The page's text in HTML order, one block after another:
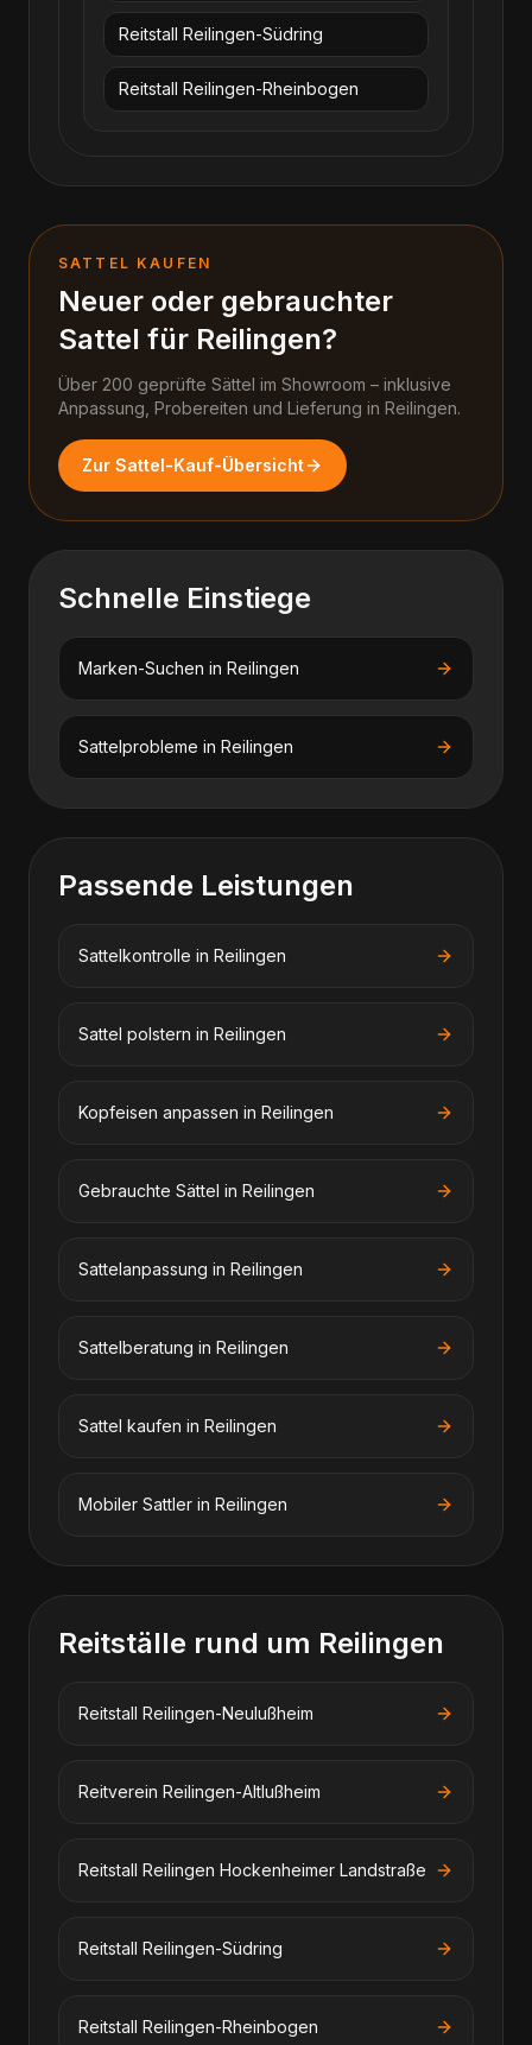
Reitstall Reilingen-Südring
Reitstall Reilingen-Rheinbogen
SATTEL KAUFEN
Neuer oder gebrauchter
Sattel für Reilingen?
Über 200 geprüfte Sättel im Showroom – inklusive
Anpassung, Probereiten und Lieferung in Reilingen.
Zur Sattel-Kauf-Übersicht
Schnelle Einstiege
Marken-Suchen in Reilingen
Sattelprobleme in Reilingen
Passende Leistungen
Sattelkontrolle in Reilingen
Sattel polstern in Reilingen
Kopfeisen anpassen in Reilingen
Gebrauchte Sättel in Reilingen
Sattelanpassung in Reilingen
Sattelberatung in Reilingen
Sattel kaufen in Reilingen
Mobiler Sattler in Reilingen
Reitställe rund um Reilingen
Reitstall Reilingen-Neulußheim
Reitverein Reilingen-Altlußheim
Reitstall Reilingen Hockenheimer Landstraße
Reitstall Reilingen-Südring
Reitstall Reilingen-Rheinbogen